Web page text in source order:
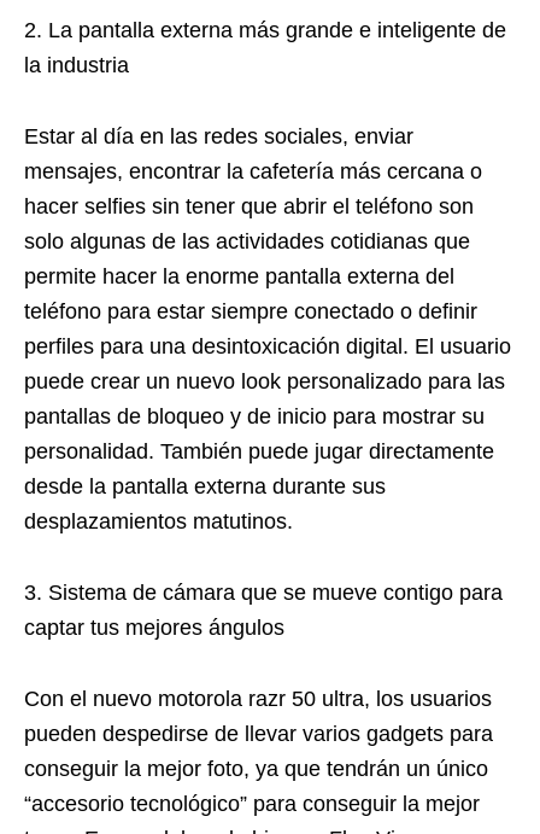
2. La pantalla externa más grande e inteligente de
la industria
Estar al día en las redes sociales, enviar
mensajes, encontrar la cafetería más cercana o
hacer selfies sin tener que abrir el teléfono son
solo algunas de las actividades cotidianas que
permite hacer la enorme pantalla externa del
teléfono para estar siempre conectado o definir
perfiles para una desintoxicación digital. El usuario
puede crear un nuevo look personalizado para las
pantallas de bloqueo y de inicio para mostrar su
personalidad. También puede jugar directamente
desde la pantalla externa durante sus
desplazamientos matutinos.
3. Sistema de cámara que se mueve contigo para
captar tus mejores ángulos
Con el nuevo motorola razr 50 ultra, los usuarios
pueden despedirse de llevar varios gadgets para
conseguir la mejor foto, ya que tendrán un único
“accesorio tecnológico” para conseguir la mejor